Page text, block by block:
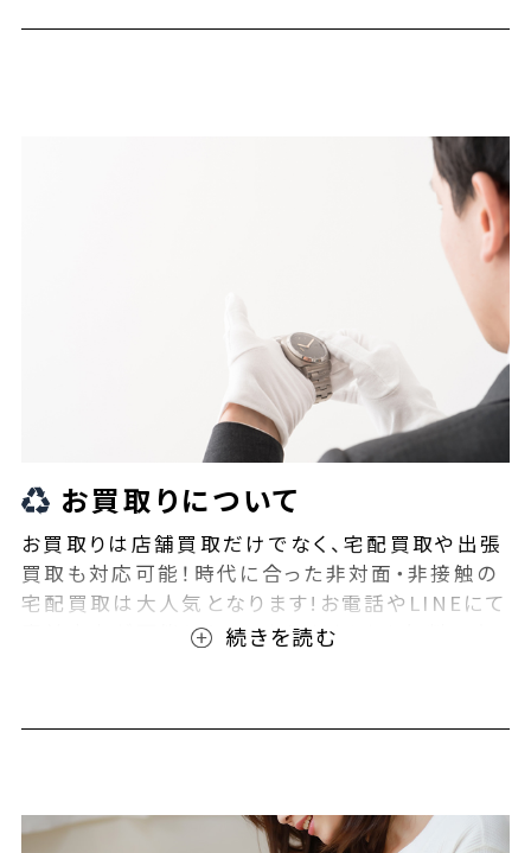
お買取りについて
お買取りは店舗買取だけでなく、宅配買取や出張
買取も対応可能！時代に合った非対面・非接触の
宅配買取は大人気となります!お電話やLINEにて
事前査定が可能となっております！また無料の宅